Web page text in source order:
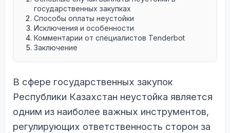
государственных закупках
Способы оплаты неустойки
Исключения и особенности
Комментарии от специалистов Tenderbot
Заключение
В сфере государственных закупок
Республики Казахстан неустойка является
одним из наиболее важных инструментов,
регулирующих ответственность сторон за